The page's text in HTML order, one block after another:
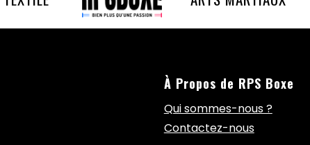
À Propos de RPS Boxe
Qui sommes-nous ?
Contactez-nous